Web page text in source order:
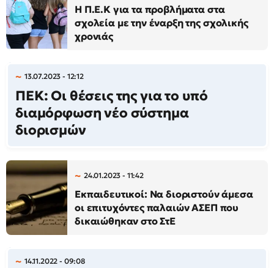
Η Π.Ε.Κ για τα προβλήματα στα
σχολεία με την έναρξη της σχολικής
χρονιάς
13.07.2023 - 12:12
ΠΕΚ: Οι θέσεις της για το υπό
διαμόρφωση νέο σύστημα
διορισμών
24.01.2023 - 11:42
Εκπαιδευτικοί: Να διοριστούν άμεσα
οι επιτυχόντες παλαιών ΑΣΕΠ που
δικαιώθηκαν στο ΣτΕ
14.11.2022 - 09:08